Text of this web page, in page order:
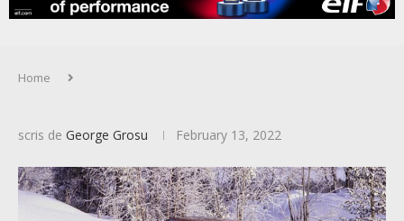
Home
scris de George Grosu February 13, 2022